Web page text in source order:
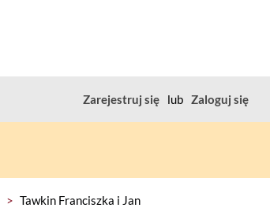
Zarejestruj się lub Zaloguj się
> Tawkin Franciszka i Jan